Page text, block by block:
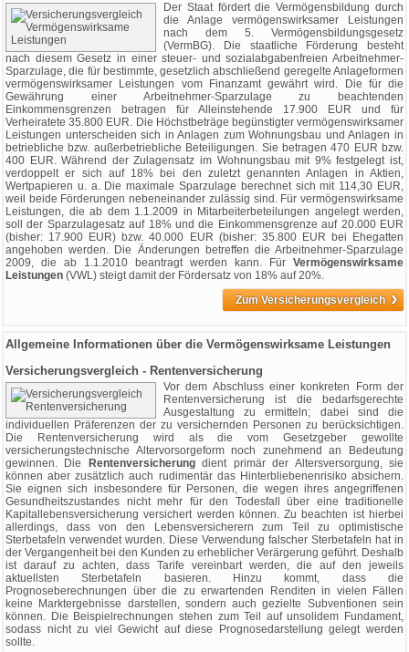
Der Staat fördert die Vermögensbildung durch
die Anlage vermögenswirksamer Leistungen
nach dem 5. Vermögensbildungsgesetz
(VermBG). Die staatliche Förderung besteht
nach diesem Gesetz in einer steuer- und sozialabgabenfreien Arbeitnehmer-
Sparzulage, die für bestimmte, gesetzlich abschließend geregelte Anlageformen
vermögenswirksamer Leistungen vom Finanzamt gewährt wird. Die für die
Gewährung einer Arbeitnehmer-Sparzulage zu beachtenden
Einkommensgrenzen betragen für Alleinstehende 17.900 EUR und für
Verheiratete 35.800 EUR. Die Höchstbeträge begünstigter vermögenswirksamer
Leistungen unterscheiden sich in Anlagen zum Wohnungsbau und Anlagen in
betriebliche bzw. außerbetriebliche Beteiligungen. Sie betragen 470 EUR bzw.
400 EUR. Während der Zulagensatz im Wohnungsbau mit 9% festgelegt ist,
verdoppelt er sich auf 18% bei den zuletzt genannten Anlagen in Aktien,
Wertpapieren u. a. Die maximale Sparzulage berechnet sich mit 114,30 EUR,
weil beide Förderungen nebeneinander zulässig sind. Für vermögenswirksame
Leistungen, die ab dem 1.1.2009 in Mitarbeiterbeteilungen angelegt werden,
soll der Sparzulagesatz auf 18% und die Einkommensgrenze auf 20.000 EUR
(bisher: 17.900 EUR) bzw. 40.000 EUR (bisher: 35.800 EUR bei Ehegatten
angehoben werden. Die Änderungen betreffen die Arbeitnehmer-Sparzulage
2009, die ab 1.1.2010 beantragt werden kann. Für Vermögenswirksame
Leistungen (VWL) steigt damit der Fördersatz von 18% auf 20%.
Zum Versicherungsvergleich ›
Allgemeine Informationen über die Vermögenswirksame Leistungen
Versicherungsvergleich - Rentenversicherung
Vor dem Abschluss einer konkreten Form der
Rentenversicherung ist die bedarfsgerechte
Ausgestaltung zu ermitteln; dabei sind die
individuellen Präferenzen der zu versichernden Personen zu berücksichtigen.
Die Rentenversicherung wird als die vom Gesetzgeber gewollte
versicherungstechnische Altervorsorgeform noch zunehmend an Bedeutung
gewinnen. Die
Rentenversicherungdient primär der Altersversorgung, sie
können aber zusätzlich auch rudimentär das Hinterbliebenenrisiko absichern.
Sie eignen sich insbesondere für Personen, die wegen ihres angegriffenen
Gesundheitszustandes nicht mehr für den Todesfall über eine traditionelle
Kapitallebensversicherung versichert werden können. Zu beachten ist hierbei
allerdings, dass von den Lebensversicherern zum Teil zu optimistische
Sterbetafeln verwendet wurden. Diese Verwendung falscher Sterbetafeln hat in
der Vergangenheit bei den Kunden zu erheblicher Verärgerung geführt. Deshalb
ist darauf zu achten, dass Tarife vereinbart werden, die auf den jeweils
aktuellsten Sterbetafeln basieren. Hinzu kommt, dass die
Prognoseberechnungen über die zu erwartenden Renditen in vielen Fällen
keine Marktergebnisse darstellen, sondern auch gezielte Subventionen sein
können. Die Beispielrechnungen stehen zum Teil auf unsolidem Fundament,
sodass nicht zu viel Gewicht auf diese Prognosedarstellung gelegt werden
sollte.